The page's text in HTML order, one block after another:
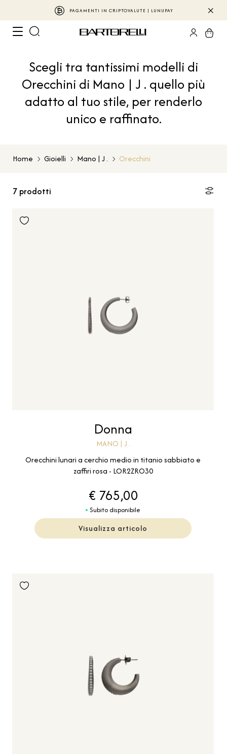
PAGAMENTI IN CRIPTOVALUTE | LUNUPAY
Scegli tra tantissimi modelli di
Orecchini di Mano | J . quello più
adatto al tuo stile, per renderlo
unico e raffinato.
Home Gioielli Mano | J . Orecchini
7 prodotti
Donna
MANO | J .
Orecchini lunari a cerchio medio in titanio sabbiato e
zaffiri rosa - LOR2ZRO30
€ 765,00
Subito disponibile
Visualizza articolo